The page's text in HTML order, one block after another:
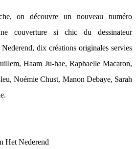
on découvre un nouveau numéro
couverture si chic du dessinateur
dix créations originales servies
Haam Ju-hae, Raphaelle Macaron,
Noémie Chust, Manon Debaye, Sarah
Het Nederend